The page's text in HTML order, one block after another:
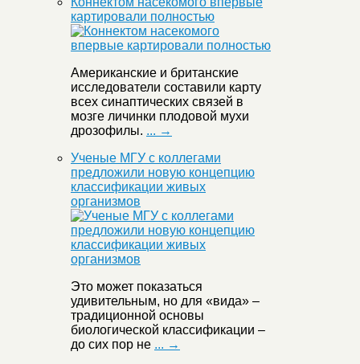
картировали полностью
Американские и британские
исследователи составили карту
всех синаптических связей в
мозге личинки плодовой мухи
дрозофилы. ... →
Ученые МГУ с коллегами
предложили новую концепцию
классификации живых
организмов
Это может показаться
удивительным, но для «вида» –
традиционной основы
биологической классификации –
до сих пор не ... →